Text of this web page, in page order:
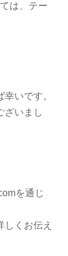
は、テー
いです。
ざいまし
を通じ
しくお伝え